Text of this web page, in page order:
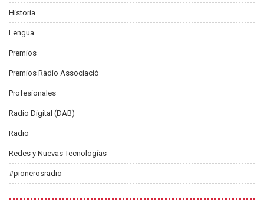
Historia
Lengua
Premios
Premios Ràdio Associació
Profesionales
Radio Digital (DAB)
Radio
Redes y Nuevas Tecnologías
#pionerosradio